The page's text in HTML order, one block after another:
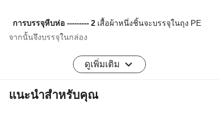
การบรรจุหีบห่อ --------- 2 เสื้อผ้าหนึ่งชิ้นจะบรรจุในถุง PE
จากนั้นจึงบรรจุในกล่อง
เวลาในการจัดส่ง --------3-5 วันสำหรับการผลิตตัวอย่าง
15 วันสำหรับการผลิตสินค้าขนาดใหญ่ซึ่งจะลดลงหากมี
สินค้าคงคลัง
ดูเพิ่มเติม
แนะนำสำหรับคุณ